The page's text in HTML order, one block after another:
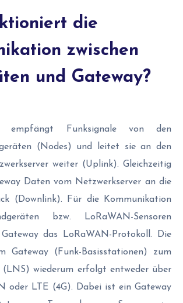
die
zwischen
und Gateway?
empfängt Funksignale von den
(Nodes) und leitet sie an den
weiter (Uplink). Gleichzeitig
Daten vom Netzwerkserver an die
(Downlink). Für die Kommunikation
bzw. LoRaWAN-Sensoren
das LoRaWAN-Protokoll. Die
Gateway (Funk-Basisstationen) zum
(LNS) wiederum erfolgt entweder über
oder LTE (4G). Dabei ist ein Gateway